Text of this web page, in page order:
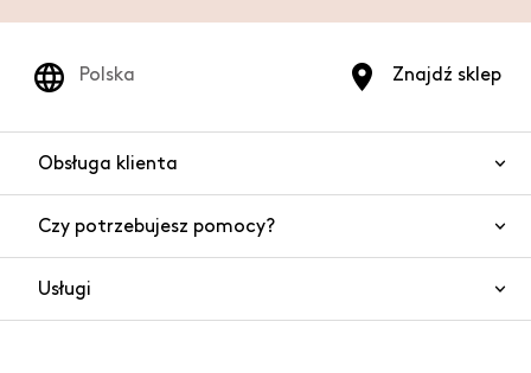
Znajdź sklep
Polska
Obsługa klienta
Kontakt
Czy potrzebujesz pomocy?
Usługi